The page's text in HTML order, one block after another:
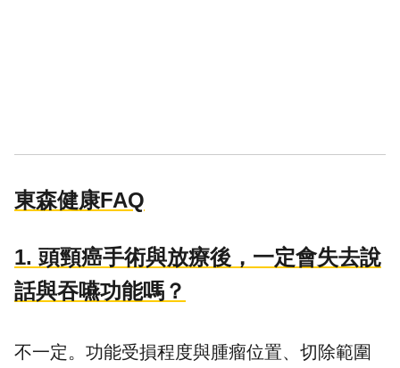
東森健康FAQ
1. 頭頸癌手術與放療後，一定會失去說
話與吞嚥功能嗎？
不一定。功能受損程度與腫瘤位置、切除範圍